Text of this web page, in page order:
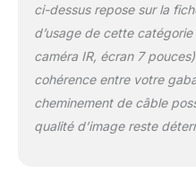
ci-dessus repose sur la
d’usage de cette
caméra IR, écran 7
cohérence entre votre
cheminement de câble
qualité d’image reste